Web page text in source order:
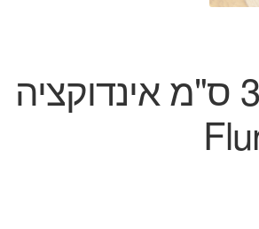
מחבת 32 ס"מ אינדוקציה